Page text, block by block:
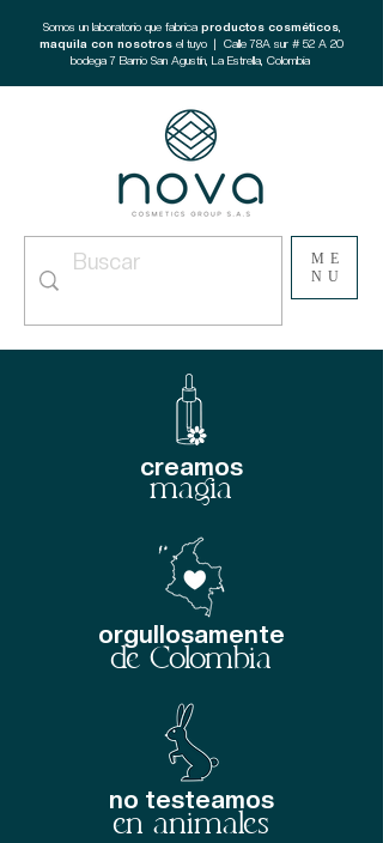
ME
NU
Somos un laboratorio que fabrica productos cosméticos,
maquila con nosotros el tuyo | Calle 78A sur # 52 A 20
bodega 7 Barrio San Agustín, La Estrella, Colombia
magia
creamos
de Colombia
orgullosamente
en animales
no testeamos